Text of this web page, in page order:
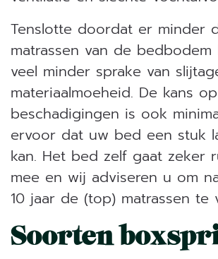
Tenslotte doordat er minder
matrassen van de
veel minder sprake van
materiaalmoeheid. De kans op
beschadigingen is ook
ervoor dat uw bed een stuk
kan. Het bed zelf gaat zeker
mee en wij adviseren u om
10 jaar de (top) matrassen te
Soorten